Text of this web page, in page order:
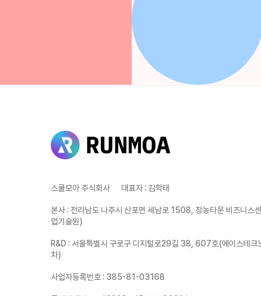
스쿨모아 주식회사 대표자: 김학태
본사: 전라남도 나주시 산포면 세남로 1508, 창농타운 비즈니스
업기술원)
R&D : 서울특별시 구로구 디지털로29길 38, 607호(에이스테크
차)
사업자등록번호: 385-81-03168